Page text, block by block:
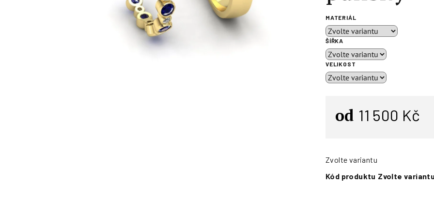
MATERIÁL
ŠÍŘKA
VELIKOST
od 11 500 Kč
Zvolte variantu
Kód produktu Zvolte variantu